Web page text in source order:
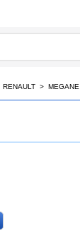
RENAULT > MEGANE